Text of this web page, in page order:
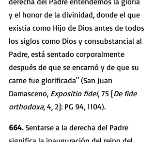
y el honor de la divinidad, donde el que
existía como Hijo de Dios antes de todos
los siglos como Dios y consubstancial al
Padre, está sentado corporalmente
después de que se encarnó y de que su
carne fue glorificada" (San Juan
Damasceno, Expositio fidei, 75 [De fide
orthodoxa, 4, 2]: PG 94, 1104).
664. Sentarse a la derecha del Padre